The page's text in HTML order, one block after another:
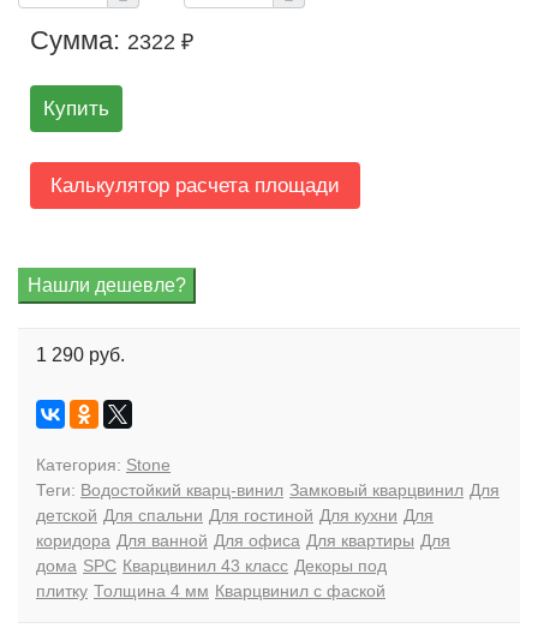
Сумма: 2322 ₽
Купить
Калькулятор расчета площади
1 290 руб.
Категория: Stone
Теги: Водостойкий кварц-винил Замковый кварцвинил Для
детской Для спальни Для гостиной Для кухни Для
коридора Для ванной Для офиса Для квартиры Для
дома SPC Кварцвинил 43 класс Декоры под
плитку Толщина 4 мм Кварцвинил с фаской